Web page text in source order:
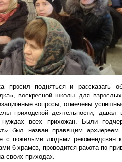
просил подняться и рассказать
воскресной школы для
вопросы, отмечены
приходской деятельности, давал
всех прихожан. Были
был назван правящим
с пожилыми людьми рекомендован
6 храмов, проводится работа по
своих приходах.